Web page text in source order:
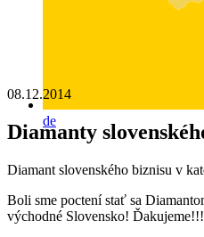
de
08.12.2014
Diamanty
Diamant slovenského biznisu v
Boli sme poctení stať sa
východné Slovensko! Ďakujeme!!!